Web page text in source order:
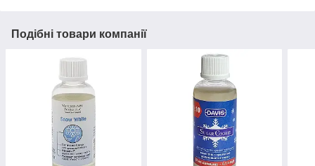
Подібні товари компанії